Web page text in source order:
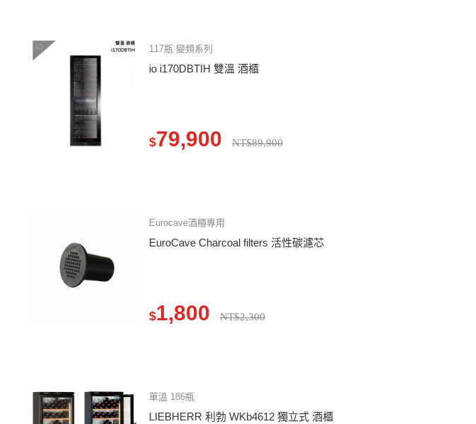
117瓶 變頻系列
io i170DBTIH 雙溫 酒櫃
$79,900 NT$89,900
Eurocave酒櫃專用
EuroCave Charcoal filters 活性碳濾芯
$1,800 NT$2,300
單溫 186瓶
LIEBHERR 利勃 WKb4612 獨立式 酒櫃